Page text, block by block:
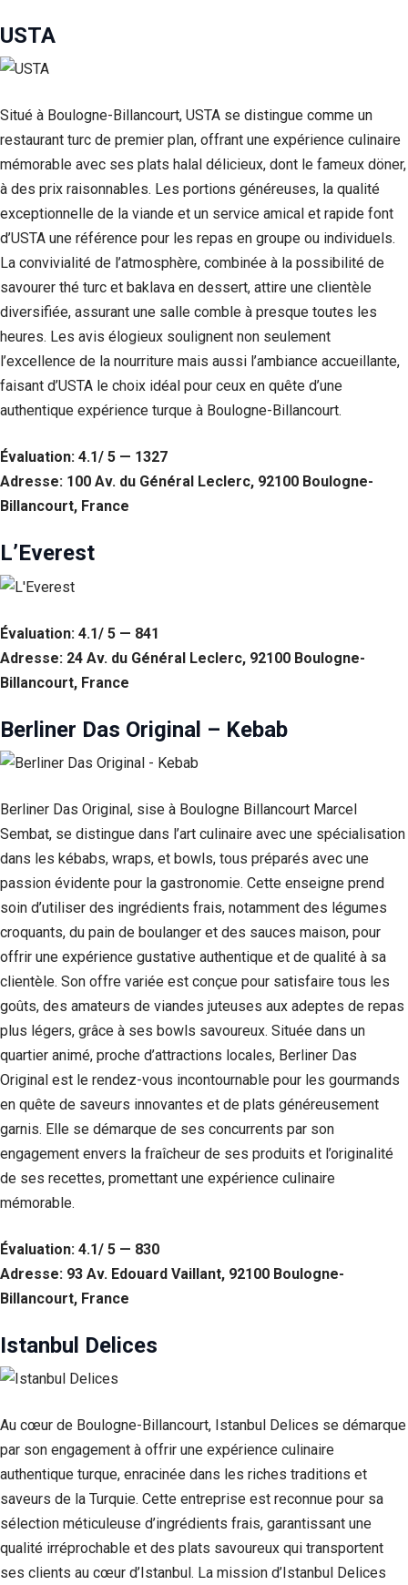
USTA
Situé à Boulogne-Billancourt, USTA se distingue comme un
restaurant turc de premier plan, offrant une expérience culinaire
mémorable avec ses plats halal délicieux, dont le fameux döner,
à des prix raisonnables. Les portions généreuses, la qualité
exceptionnelle de la viande et un service amical et rapide font
d’USTA une référence pour les repas en groupe ou individuels.
La convivialité de l’atmosphère, combinée à la possibilité de
savourer thé turc et baklava en dessert, attire une clientèle
diversifiée, assurant une salle comble à presque toutes les
heures. Les avis élogieux soulignent non seulement
l’excellence de la nourriture mais aussi l’ambiance accueillante,
faisant d’USTA le choix idéal pour ceux en quête d’une
authentique expérience turque à Boulogne-Billancourt.
Évaluation: 4.1/ 5 — 1327
Adresse: 100 Av. du Général Leclerc, 92100 Boulogne-
Billancourt, France
L’Everest
Évaluation: 4.1/ 5 — 841
Adresse: 24 Av. du Général Leclerc, 92100 Boulogne-
Billancourt, France
Berliner Das Original – Kebab
Berliner Das Original, sise à Boulogne Billancourt Marcel
Sembat, se distingue dans l’art culinaire avec une spécialisation
dans les kébabs, wraps, et bowls, tous préparés avec une
passion évidente pour la gastronomie. Cette enseigne prend
soin d’utiliser des ingrédients frais, notamment des légumes
croquants, du pain de boulanger et des sauces maison, pour
offrir une expérience gustative authentique et de qualité à sa
clientèle. Son offre variée est conçue pour satisfaire tous les
goûts, des amateurs de viandes juteuses aux adeptes de repas
plus légers, grâce à ses bowls savoureux. Située dans un
quartier animé, proche d’attractions locales, Berliner Das
Original est le rendez-vous incontournable pour les gourmands
en quête de saveurs innovantes et de plats généreusement
garnis. Elle se démarque de ses concurrents par son
engagement envers la fraîcheur de ses produits et l’originalité
de ses recettes, promettant une expérience culinaire
mémorable.
Évaluation: 4.1/ 5 — 830
Adresse: 93 Av. Edouard Vaillant, 92100 Boulogne-
Billancourt, France
Istanbul Delices
Au cœur de Boulogne-Billancourt, Istanbul Delices se démarque
par son engagement à offrir une expérience culinaire
authentique turque, enracinée dans les riches traditions et
saveurs de la Turquie. Cette entreprise est reconnue pour sa
sélection méticuleuse d’ingrédients frais, garantissant une
qualité irréprochable et des plats savoureux qui transportent
ses clients au cœur d’Istanbul. La mission d’Istanbul Delices
Nécessaire
Ces cookies ne
sont
fonctionnement
Statistiques
Afin que
nous
puissions
améliorer la
fonctionnalité
et la structure
du site Web,
en fonction
de la façon
Web est
utilisé.
Experience
Afin que notre
site Web
aussi bien que
possible lors
refusez ces
cookies,
fonctionnalités
du site Web.
En partageant
votre
comportement
lorsque vous
visitez notre
site, vous
augmentez les
chances de
voir du